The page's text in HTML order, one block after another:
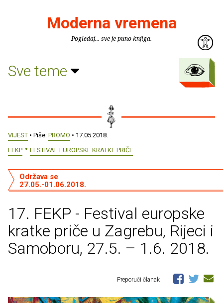
Moderna vremena
Pogledaj... sve je puno knjiga.
Sve teme
VIJEST • Piše: PROMO • 17.05.2018.
FEKP
FESTIVAL EUROPSKE KRATKE PRIČE
17. FEKP - Festival europske
kratke priče u Zagrebu, Rijeci i
Samoboru, 27.5. – 1.6. 2018.
Održava se
27.05.-01.06.2018.
Preporuči članak